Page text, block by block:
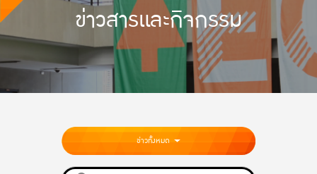
ข่าวสารและกิจกรรม
ข่าวทั้งหมด